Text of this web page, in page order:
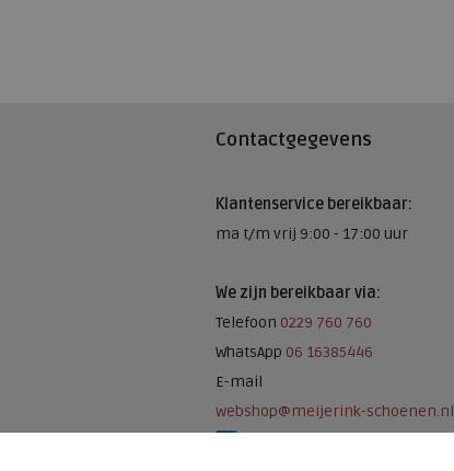
Contactgegevens
Klantenservice bereikbaar:
ma t/m vrij 9:00 - 17:00 uur
We zijn bereikbaar via:
Telefoon 0229 760 760
WhatsApp 06 16385446
E-mail
webshop@meijerink-schoenen.nl